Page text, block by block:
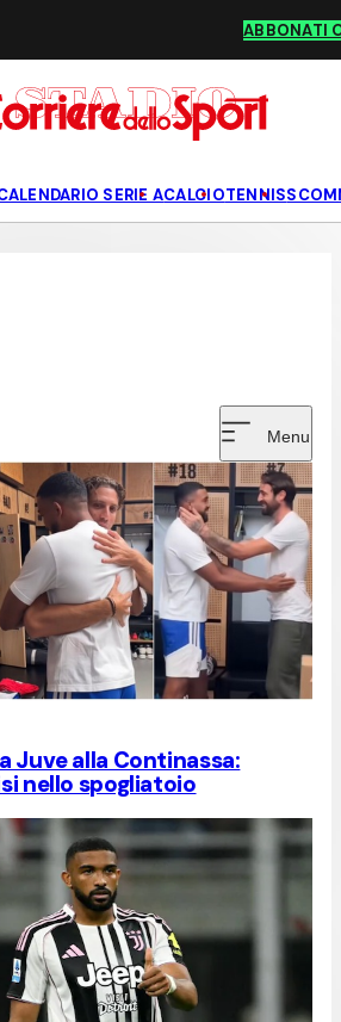
ABBONATI
SERIE ACALCIOTENNIS
Menu
Juve alla Continassa:
nello spogliatoio